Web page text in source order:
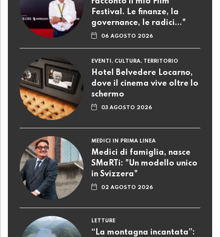
Festival. Le finanze, la
governance, le radici..."
06 AGOSTO 2026
EVENTI, CULTURA, TERRITORIO
Hotel Belvedere Locarno,
dove il cinema vive oltre lo
schermo
03 AGOSTO 2026
MEDICI IN PRIMA LINEA
Medici di famiglia, nasce
SMaRTi: "Un modello unico
in Svizzera"
02 AGOSTO 2026
LETTURE
“La montagna incantata”: